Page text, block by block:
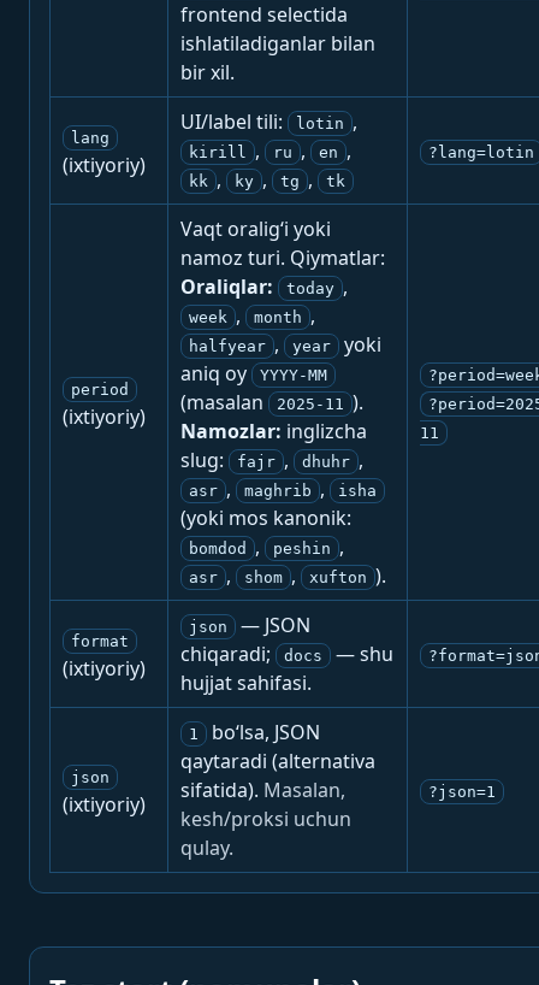
frontend selectida
ishlatiladiganlar bilan
bir xil.
lang
(ixtiyoriy)
UI/label tili: lotin ,
kirill , ru , en ,
kk , ky , tg , tk
?lang=lotin
period
(ixtiyoriy)
Vaqt oralig‘i yoki
namoz turi. Qiymatlar:
Oraliqlar:
today ,
week , month ,
halfyear , year
yoki
aniq oy
YYYY-MM
(masalan 2025-11 ).
Namozlar: inglizcha
slug:
fajr , dhuhr ,
asr , maghrib , isha
(yoki mos kanonik:
bomdod , peshin ,
asr , shom , xufton ).
11
format
(ixtiyoriy)
json
— JSON
chiqaradi;
docs
— shu
hujjat sahifasi.
json
(ixtiyoriy)
1
bo‘lsa, JSON
qaytaradi (alternativa
sifatida). Masalan,
kesh/proksi uchun
qulay.
?json=1